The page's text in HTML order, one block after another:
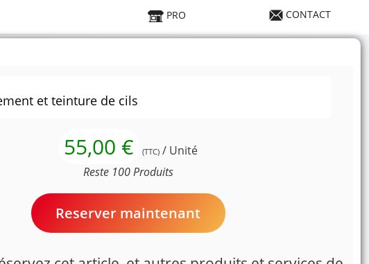
PRO CONTACT
et teinture de cils
55,00 € (TTC) / Unité
Reste 100 Produits
Reserver maintenant